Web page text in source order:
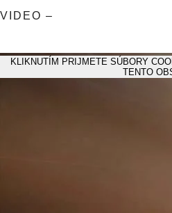
VIDEO –
KLIKNUTÍM PRIJMETE SÚBORY
TENTO